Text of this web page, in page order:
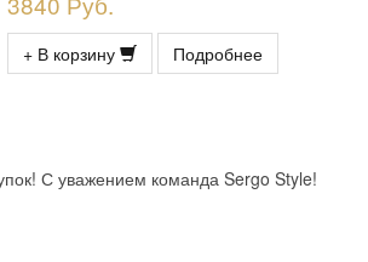
+ В корзину Подробнее
С уважением команда Sergo Style!